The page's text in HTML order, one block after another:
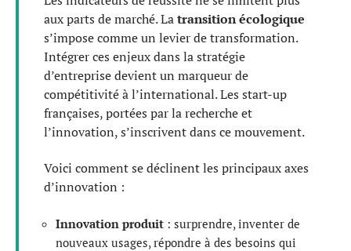
aux parts de marché. Latransition écologique
s’impose comme un levier de transformation.
Intégrer ces enjeux dans la stratégie
d’entreprise devient un marqueur de
compétitivité à l’international. Les start-up
françaises, portées par la recherche et
l’innovation, s’inscrivent dans ce mouvement.
Voici comment se déclinent les principaux axes
d’innovation :
Innovation produit : surprendre, inventer de
nouveaux usages, répondre à des besoins qui